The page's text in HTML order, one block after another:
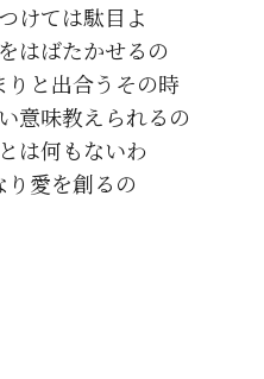
けては駄目よ
はばたかせるの
りと出合うその時
意味教えられるの
は何もないわ